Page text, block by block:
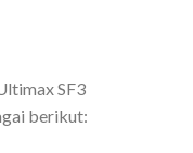
SF3
berikut: